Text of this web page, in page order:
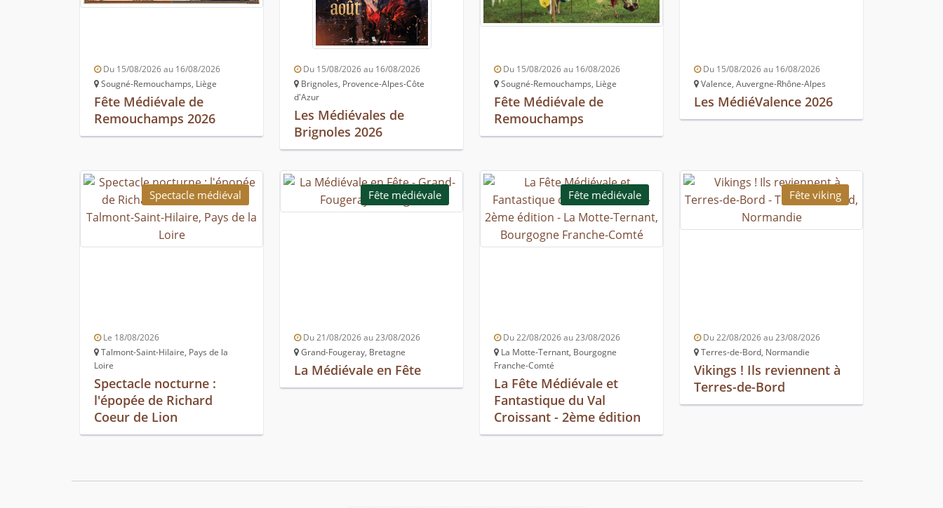
Du 15/08/2026 au 16/08/2026
Sougné-Remouchamps, Liège
Fête Médiévale de
Remouchamps 2026
Du 15/08/2026 au 16/08/2026
Brignoles, Provence-Alpes-Côte
d'Azur
Les Médiévales de
Brignoles 2026
Du 15/08/2026 au 16/08/2026
Sougné-Remouchamps, Liège
Fête Médiévale de
Remouchamps
Du 15/08/2026 au 16/08/2026
Valence, Auvergne-Rhône-Alpes
Les MédiéValence 2026
Spectacle médiéval
Le 18/08/2026
Talmont-Saint-Hilaire, Pays de la
Loire
Spectacle nocturne :
l'épopée de Richard
Coeur de Lion
Fête médiévale
Du 21/08/2026 au 23/08/2026
Grand-Fougeray, Bretagne
La Médiévale en Fête
Fête médiévale
Du 22/08/2026 au 23/08/2026
La Motte-Ternant, Bourgogne
Franche-Comté
La Fête Médiévale et
Fantastique du Val
Croissant - 2ème édition
Fête viking
Du 22/08/2026 au 23/08/2026
Terres-de-Bord, Normandie
Vikings ! Ils reviennent à
Terres-de-Bord